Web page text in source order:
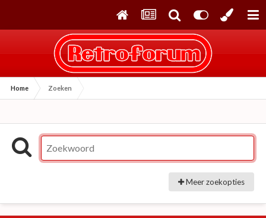
Home Zoeken
Meer zoekopties